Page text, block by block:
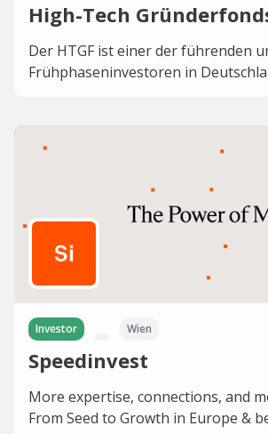
High-Tech
Der HTGF ist einer der führenden
Frühphaseninvestoren in
Investor Wien
Speedinvest
More expertise, connections, and
From Seed to Growth in Europe &